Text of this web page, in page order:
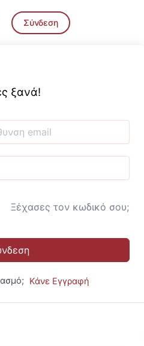
Σύνδεση
ξανά!
Ξέχασες τον κωδικό σου;
Κάνε Εγγραφή